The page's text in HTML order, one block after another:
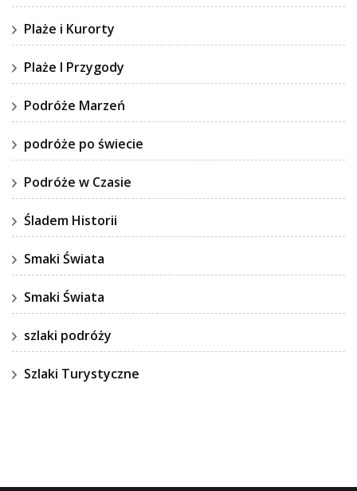
Plaże i Kurorty
Plaże I Przygody
Podróże Marzeń
podróże po świecie
Podróże w Czasie
Śladem Historii
Smaki Świata
Smaki Świata
szlaki podróży
Szlaki Turystyczne